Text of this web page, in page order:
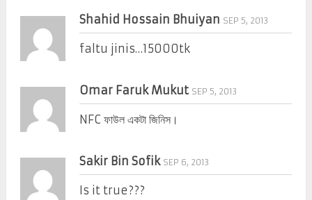
Shahid Hossain Bhuiyan SEP 5, 2013
faltu jinis…15000tk
Omar Faruk Mukut SEP 5, 2013
NFC ফাউল একটা জিনিস।
Sakir Bin Sofik SEP 6, 2013
Is it true???